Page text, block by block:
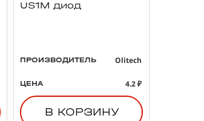
US1M диод
ПРОИЗВОДИТЕЛЬ Olitech
ЦЕНА 4.2 ₽
В КОРЗИНУ